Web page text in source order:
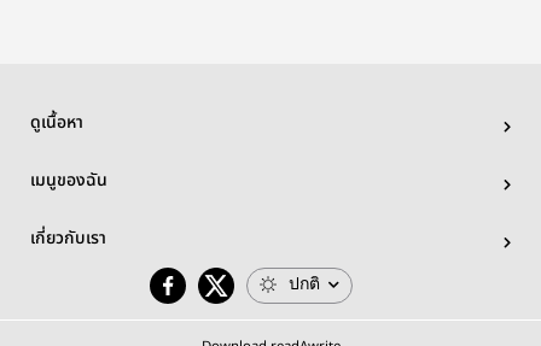
ดูเนื้อหา
เมนูของฉัน
เกี่ยวกับเรา
ปกติ